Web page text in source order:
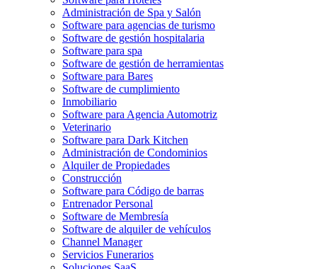
Administración de Spa y Salón
Software para agencias de turismo
Software de gestión hospitalaria
Software para spa
Software de gestión de herramientas
Software para Bares
Software de cumplimiento
Inmobiliario
Software para Agencia Automotriz
Veterinario
Software para Dark Kitchen
Administración de Condominios
Alquiler de Propiedades
Construcción
Software para Código de barras
Entrenador Personal
Software de Membresía
Software de alquiler de vehículos
Channel Manager
Servicios Funerarios